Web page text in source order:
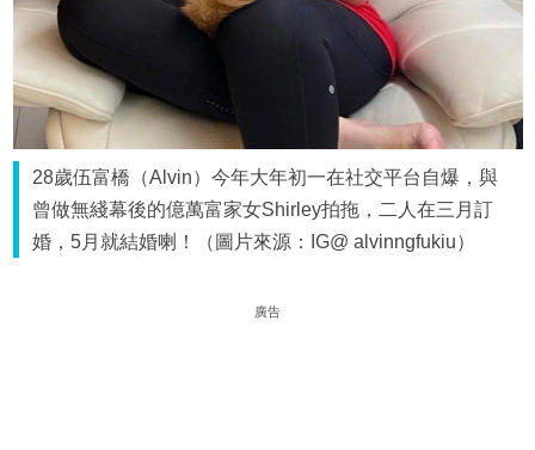
28歲伍富橋（Alvin）今年大年初一在社交平台自爆，與
曾做無綫幕後的億萬富家女Shirley拍拖，二人在三月訂
婚，5月就結婚喇！（圖片來源：IG@ alvinngfukiu）
廣告